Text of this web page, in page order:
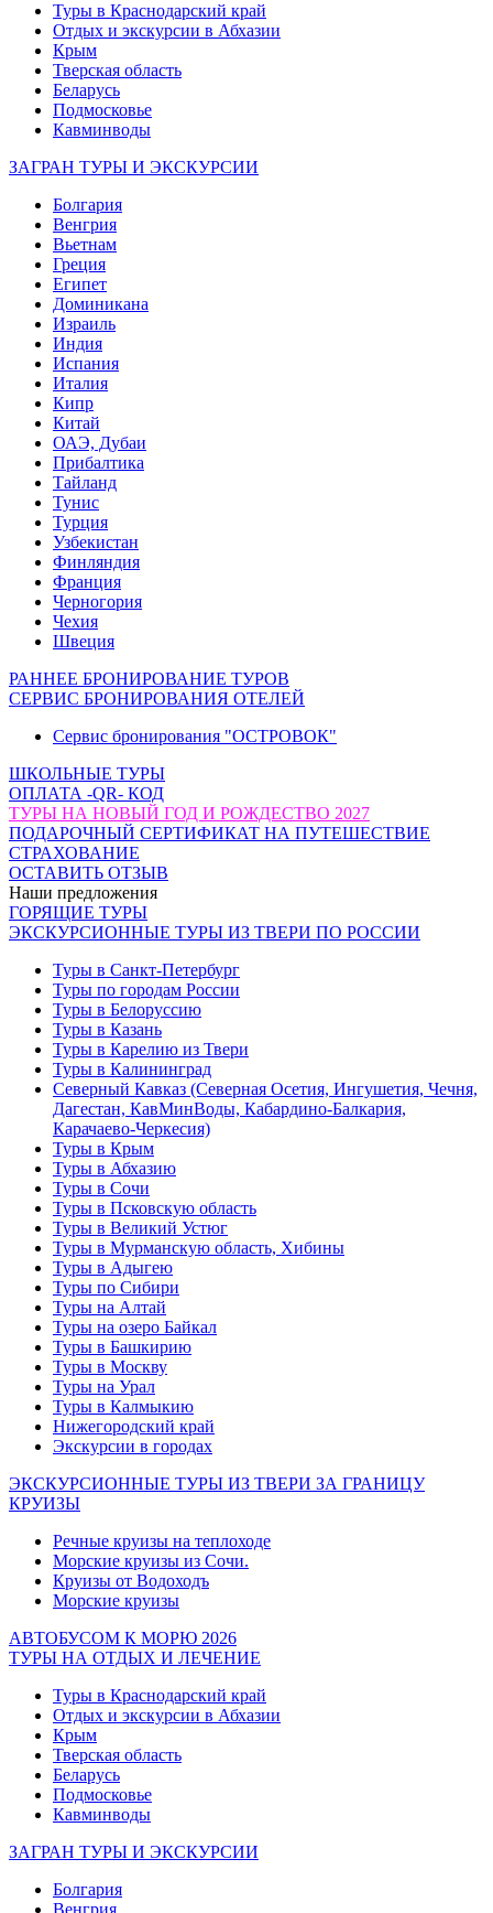
Туры в Краснодарский край
Отдых и экскурсии в Абхазии
Крым
Тверская область
Беларусь
Подмосковье
Кавминводы
ЗАГРАН ТУРЫ И ЭКСКУРСИИ
Болгария
Венгрия
Вьетнам
Греция
Египет
Доминикана
Израиль
Индия
Испания
Италия
Кипр
Китай
ОАЭ, Дубаи
Прибалтика
Тайланд
Тунис
Турция
Узбекистан
Финляндия
Франция
Черногория
Чехия
Швеция
РАННЕЕ БРОНИРОВАНИЕ ТУРОВ
СЕРВИС БРОНИРОВАНИЯ ОТЕЛЕЙ
Сервис бронирования "ОСТРОВОК"
ШКОЛЬНЫЕ ТУРЫ
ОПЛАТА -QR- КОД
ТУРЫ НА НОВЫЙ ГОД И РОЖДЕСТВО 2027
ПОДАРОЧНЫЙ СЕРТИФИКАТ НА ПУТЕШЕСТВИЕ
СТРАХОВАНИЕ
ОСТАВИТЬ ОТЗЫВ
Наши предложения
ГОРЯЩИЕ ТУРЫ
ЭКСКУРСИОННЫЕ ТУРЫ ИЗ ТВЕРИ ПО РОССИИ
Туры в Санкт-Петербург
Туры по городам России
Туры в Белоруссию
Туры в Казань
Туры в Карелию из Твери
Туры в Калининград
Северный Кавказ (Северная Осетия, Ингушетия, Чечня,
Дагестан, КавМинВоды, Кабардино-Балкария,
Карачаево-Черкесия)
Туры в Крым
Туры в Абхазию
Туры в Сочи
Туры в Псковскую область
Туры в Великий Устюг
Туры в Мурманскую область, Хибины
Туры в Адыгею
Туры по Сибири
Туры на Алтай
Туры на озеро Байкал
Туры в Башкирию
Туры в Москву
Туры на Урал
Туры в Калмыкию
Нижегородский край
Экскурсии в городах
ЭКСКУРСИОННЫЕ ТУРЫ ИЗ ТВЕРИ ЗА ГРАНИЦУ
КРУИЗЫ
Речные круизы на теплоходе
Морские круизы из Сочи.
Круизы от Водоходъ
Морские круизы
АВТОБУСОМ К МОРЮ 2026
ТУРЫ НА ОТДЫХ И ЛЕЧЕНИЕ
Туры в Краснодарский край
Отдых и экскурсии в Абхазии
Крым
Тверская область
Беларусь
Подмосковье
Кавминводы
ЗАГРАН ТУРЫ И ЭКСКУРСИИ
Болгария
Венгрия